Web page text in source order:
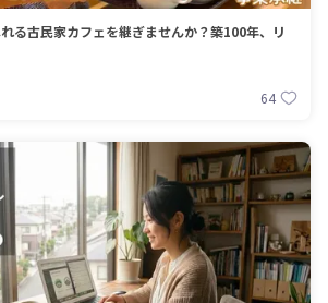
れる古民家カフェを継ぎませんか？築100年、リ
64